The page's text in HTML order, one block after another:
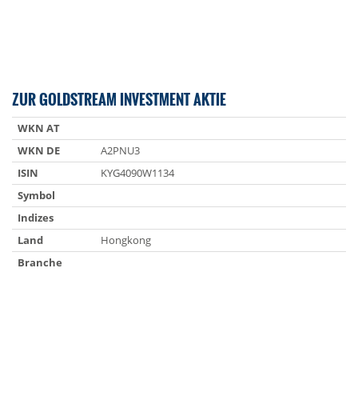
ZUR GOLDSTREAM INVESTMENT AKTIE
WKN AT
WKN DE
A2PNU3
ISIN
KYG4090W1134
Symbol
Indizes
Land
Hongkong
Branche